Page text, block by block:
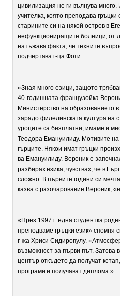
цивилизация не ги вълнува много.
учителка, която преподава
старините си на някой остров в
нефункциониращите болници, от
натъжава факта, че техните
подчертава г-ца Фоти.
«Зная много езици, защото
40-годишната французойка
Министерство на образованието
зарадо филелинската култура на
уроците са безплатни, имаме и
Теодора Емануилиду. Мотивите
гърците. Някои имат гръцки
ва Емануилиду. Вероник е
разбирах езика, чувствах, че в
сложно. В първите години си
казва с разочарование Вероник,
«През 1997 г. една студентка
преподваме гръцки език» спомня
г-жа Хриси Сидиропулу.
възможност за първи път. Затова
център откъдето да получат
програми и получават диплома.»